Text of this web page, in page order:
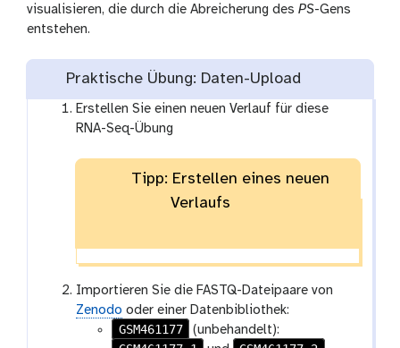
visualisieren, die durch die Abreicherung des PS-Gens
entstehen.
Praktische Übung: Daten-Upload
Erstellen Sie einen neuen Verlauf für diese
RNA-Seq-Übung
Tipp: Erstellen eines neuen
Verlaufs
Importieren Sie die FASTQ-Dateipaare von
Zenodo oder einer Datenbibliothek:
GSM461177
(unbehandelt):